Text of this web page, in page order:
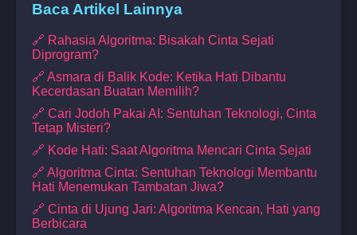
Baca Artikel Lainnya
🔗 Rahasia Algoritma: Bisakah Cinta Sejati
Diprogram?
🔗 Asmara di Balik Kode: Ketika Hati Dibantu
Kecerdasan Buatan Memilih?
🔗 Cari Jodoh Pakai AI: Sentuhan Teknologi, Cinta
Tetap Misteri?
🔗 Kode Hati: Saat Algoritma Mencari Cinta Sejati
🔗 Algoritma Cinta: Sentuhan Teknologi Membantu
Hati Menemukan Tambatan Jiwa?
🔗 Cinta di Ujung Jari: Algoritma Kencan, Hati yang
Berbicara